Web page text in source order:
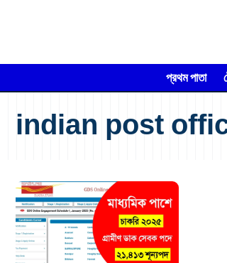
প্রথম পাতা
indian post